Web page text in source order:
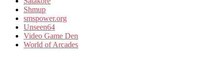
Shmup
smspower.org
Unseen64
Video Game Den
World of Arcades